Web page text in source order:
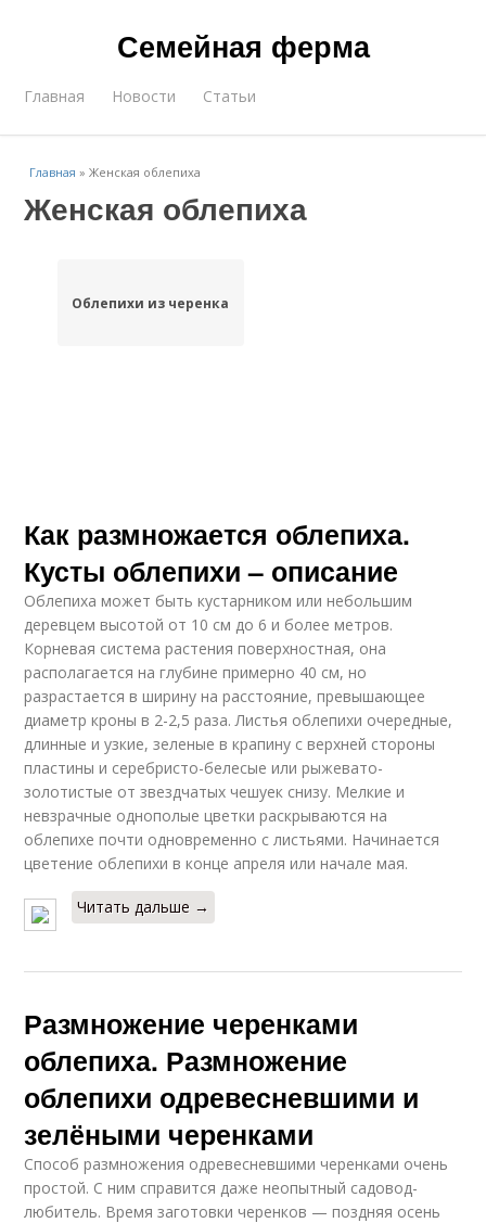
Семейная ферма
Главная Новости Статьи
Главная »Женская облепиха
Женская облепиха
Облепихи из черенка
Как размножается облепиха.
Кусты облепихи – описание
Облепиха может быть кустарником или небольшим
деревцем высотой от 10 см до 6 и более метров.
Корневая система растения поверхностная, она
располагается на глубине примерно 40 см, но
разрастается в ширину на расстояние, превышающее
диаметр кроны в 2-2,5 раза. Листья облепихи очередные,
длинные и узкие, зеленые в крапину с верхней стороны
пластины и серебристо-белесые или рыжевато-
золотистые от звездчатых чешуек снизу. Мелкие и
невзрачные однополые цветки раскрываются на
облепихе почти одновременно с листьями. Начинается
цветение облепихи в конце апреля или начале мая.
Читать дальше →
Размножение черенками
облепиха. Размножение
облепихи одревесневшими и
зелёными черенками
Способ размножения одревесневшими черенками очень
простой. С ним справится даже неопытный садовод-
любитель. Время заготовки черенков — поздняя осень